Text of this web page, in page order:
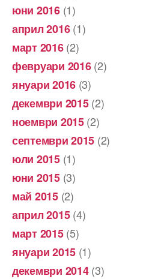
юни 2016(1)
април 2016(1)
март 2016(2)
февруари 2016(2)
януари 2016 (3)
декември 2015(2)
ноември 2015(2)
септември 2015 (2)
юли 2015(1)
юни 2015(3)
май 2015(2)
април 2015(4)
март 2015(5)
януари 2015 (1)
декември 2014(3)